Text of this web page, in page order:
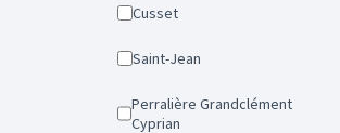
Cusset
Saint-Jean
Perralière Grandclément
Cyprian